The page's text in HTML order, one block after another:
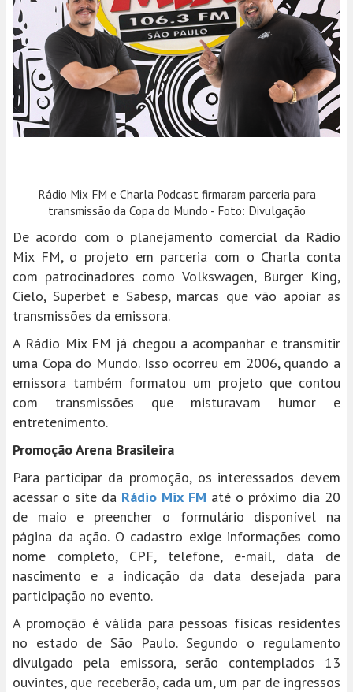
Rádio Mix FM e Charla Podcast firmaram parceria para
transmissão da Copa do Mundo - Foto: Divulgação
De acordo com o planejamento comercial da Rádio
Mix FM, o projeto em parceria com o Charla conta
com patrocinadores como Volkswagen, Burger King,
Cielo, Superbet e Sabesp, marcas que vão apoiar as
transmissões da emissora.
A Rádio Mix FM já chegou a acompanhar e transmitir
uma Copa do Mundo. Isso ocorreu em 2006, quando a
emissora também formatou um projeto que contou
com transmissões que misturavam humor e
entretenimento.
Promoção Arena Brasileira
Para participar da promoção, os interessados devem
acessar o site da Rádio Mix FM até o próximo dia 20
de maio e preencher o formulário disponível na
página da ação. O cadastro exige informações como
nome completo, CPF, telefone, e-mail, data de
nascimento e a indicação da data desejada para
participação no evento.
A promoção é válida para pessoas físicas residentes
no estado de São Paulo. Segundo o regulamento
divulgado pela emissora, serão contemplados 13
ouvintes, que receberão, cada um, um par de ingressos